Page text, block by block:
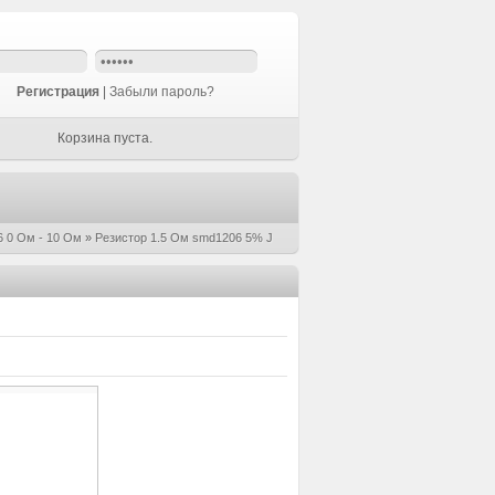
Регистрация Забыли пароль?
Корзина пуста.
0 Ом - 10 Ом » Резистор 1.5 Ом smd1206 5% J